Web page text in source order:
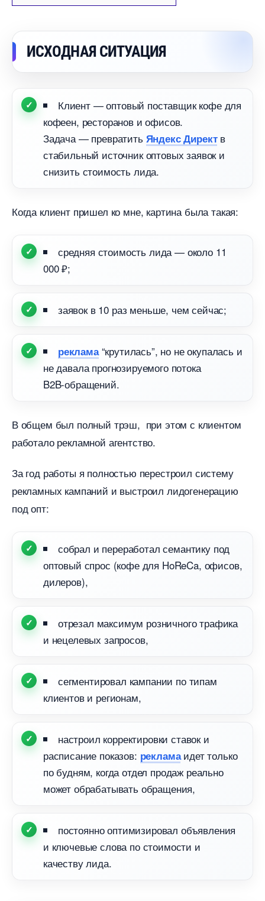
ИСХОДНАЯ СИТУАЦИЯ
Клиент — оптовый поставщик кофе для
кофеен, ресторанов и офисов.
Задача — превратить Яндекс Директ
стабильный источник оптовых заявок и
снизить стоимость лида.
Когда клиент пришел ко мне, картина была такая:
средняя стоимость лида — около 11
000 ₽;
заявок в 10 раз меньше, чем сейчас;
реклама“крутилась”, но не окупалась и
не давала прогнозируемого потока
B2B‑обращений.
общем был полный трэш, при этом с клиентом
работало рекламной агентство.
За год работы я полностью перестроил систему
рекламных кампаний и выстроил лидогенерацию
под опт:
собрал и переработал семантику под
оптовый спрос (кофе для HoReCa, офисов,
дилеров),
отрезал максимум розничного трафика
и нецелевых запросов,
сегментировал кампании по типам
клиентов и регионам,
настроил корректировки ставок и
расписание показов: рекламаидет только
по будням, когда отдел продаж реально
может обрабатывать обращения,
постоянно оптимизировал объявления
и ключевые слова по стоимости и
качеству лида.